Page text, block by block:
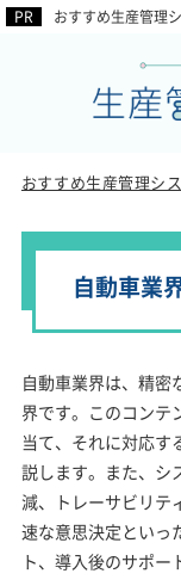
おすすめ生産管理
おすすめ生産管理シ
自動車業
自動車業界は、精密
界です。このコンテ
当て、それに対応す
説します。また、シ
減、トレーサビリテ
速な意思決定といっ
ト、導入後のサポー